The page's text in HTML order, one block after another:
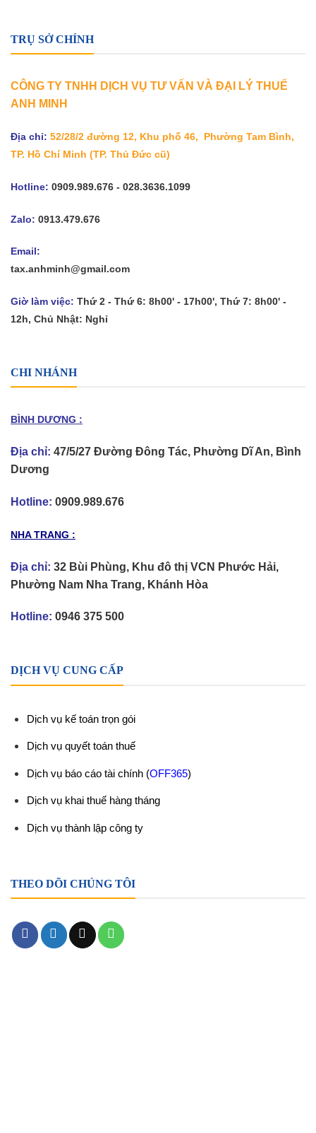
TRỤ SỞ CHÍNH
CÔNG TY TNHH DỊCH VỤ TƯ VẤN VÀ ĐẠI LÝ THUẾ
ANH MINH
Địa chỉ: 52/28/2 đường 12, Khu phố 46, Phường Tam Bình,
TP. Hồ Chí Minh (TP. Thủ Đức cũ)
Hotline: 0909.989.676 - 028.3636.1099
Zalo: 0913.479.676
Email:
tax.anhminh@gmail.com
Giờ làm việc: Thứ 2 - Thứ 6: 8h00' - 17h00', Thứ 7: 8h00' -
12h, Chủ Nhật: Nghỉ
CHI NHÁNH
BÌNH DƯƠNG :
Địa chỉ: 47/5/27 Đường Đông Tác, Phường Dĩ An, Bình
Dương
Hotline: 0909.989.676
NHA TRANG :
Địa chỉ: 32 Bùi Phùng, Khu đô thị VCN Phước Hải,
Phường Nam Nha Trang, Khánh Hòa
Hotline: 0946 375 500
DỊCH VỤ CUNG CẤP
Dịch vụ kế toán trọn gói
Dịch vụ quyết toán thuế
Dịch vụ báo cáo tài chính (OFF365)
Dịch vụ khai thuế hàng tháng
Dịch vụ thành lập công ty
THEO DÕI CHÚNG TÔI